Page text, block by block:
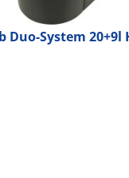
System 20+9l